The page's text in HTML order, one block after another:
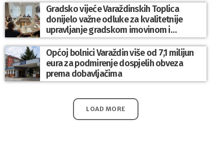
Gradsko vijeće Varaždinskih Toplica
donijelo važne odluke za kvalitetnije
upravljanje gradskom imovinom i
komunalnim sustavom
Općoj bolnici Varaždin više od 7,1 milijun
eura za podmirenje dospjelih obveza
prema dobavljačima
LOAD MORE